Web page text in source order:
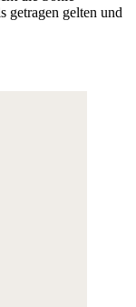
getragen gelten und